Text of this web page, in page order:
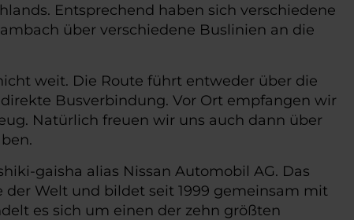
Entsprechend haben sich verschiedene
über verschiedene Buslinien an die
weit. Die Route führt entweder über die
Busverbindung. Vor Ort empfangen wir
Natürlich freuen wir uns auch dann über
gaisha alias Nissan Automobil AG. Das
Welt und bildet seit 1999 gemeinsam mit
es sich um einen der zehn größten